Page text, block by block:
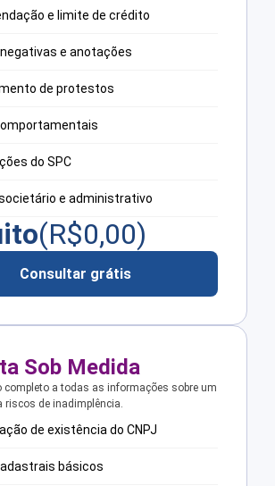
e limite de crédito
negativas e anotações
de protestos
do SPC
e administrativo
(R$0,00)
Consultar grátis
Sob Medida
completo a todas as informações sobre um
riscos de inadimplência.
de existência do CNPJ
básicos